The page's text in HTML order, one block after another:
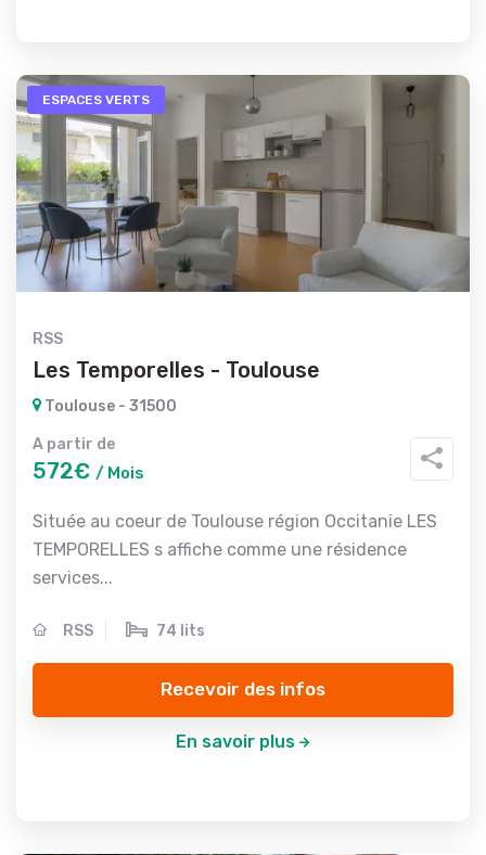
ESPACES VERTS
RSS
Les Temporelles - Toulouse
Toulouse - 31500
A partir de
572€ / Mois
Située au coeur de Toulouse région Occitanie LES
TEMPORELLES s affiche comme une résidence
services...
RSS 74 lits
Recevoir des infos
En savoir plus